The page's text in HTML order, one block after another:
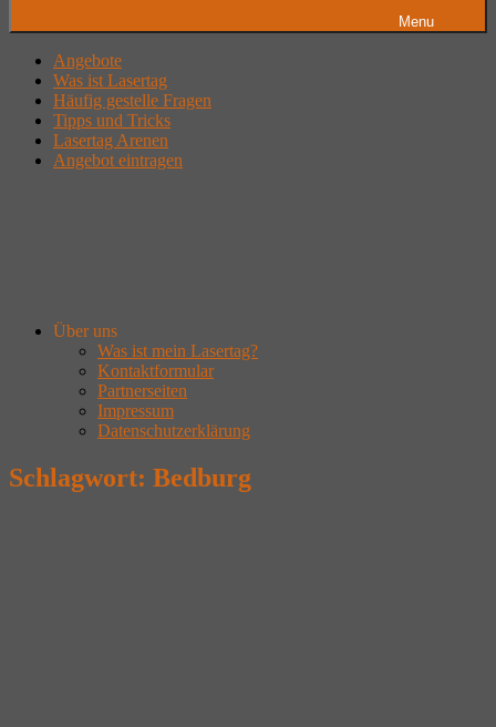
Menu
Angebote
Was ist Lasertag
Häufig gestelle Fragen
Tipps und Tricks
Lasertag Arenen
Angebot eintragen
Über uns
Was ist mein Lasertag?
Kontaktformular
Partnerseiten
Impressum
Datenschutzerklärung
Schlagwort: Bedburg